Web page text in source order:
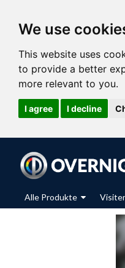
We use
This website uses
to provide a better
more relevant to you.
I agree I decline
Alle Produkte